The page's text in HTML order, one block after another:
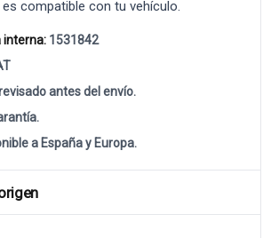
compatible con tu vehículo.
interna: 1531842
antes del envío.
a España y Europa.